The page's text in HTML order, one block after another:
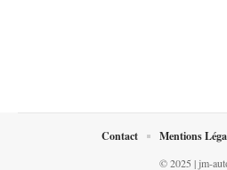
© 2025 | jm-
Contact Mentions